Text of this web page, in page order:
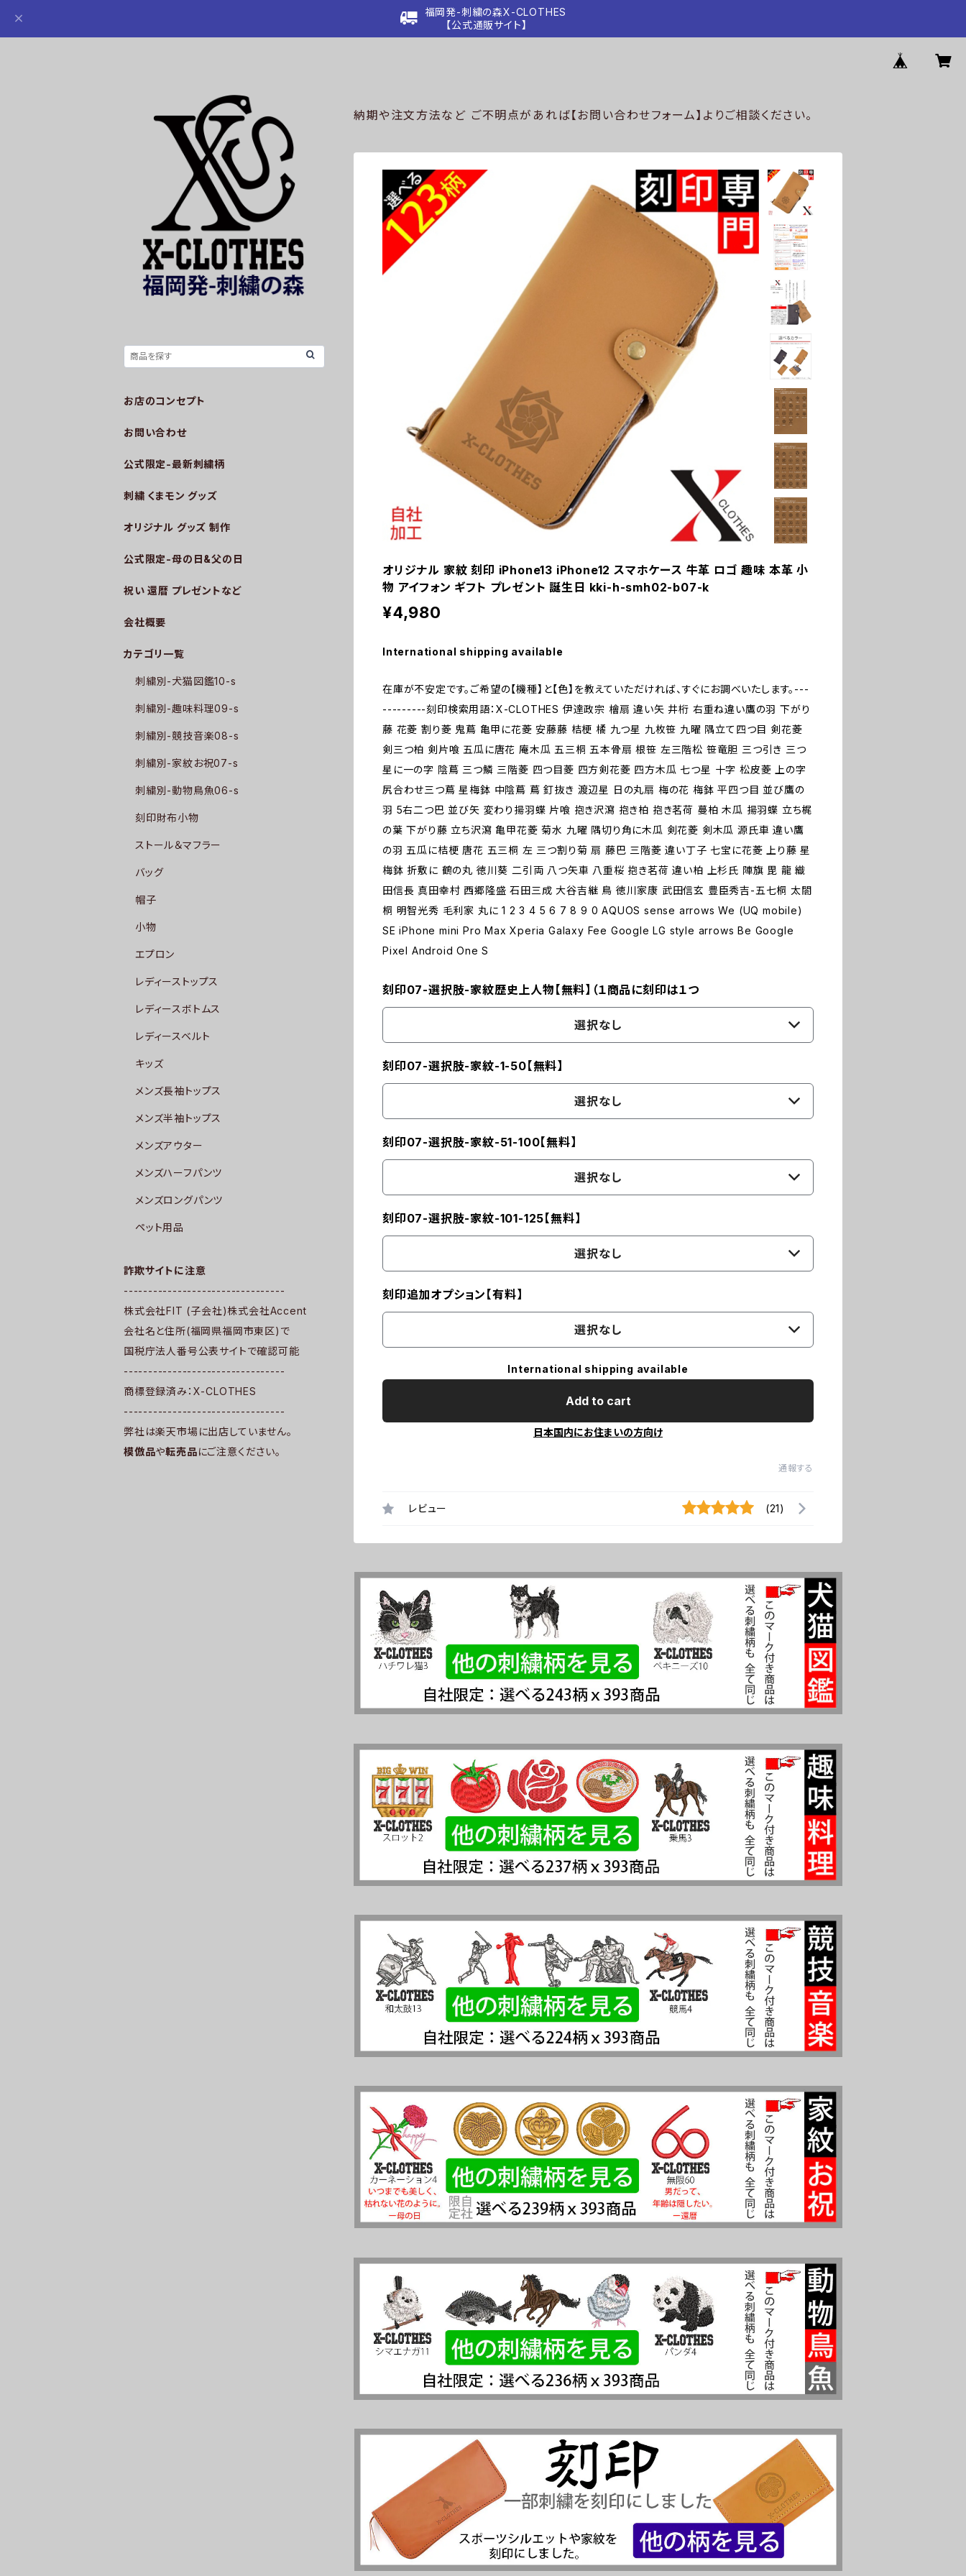
福岡発-刺繍の森X-CLOTHES
【公式通販サイト】
納期や注文方法など ご不明点があれば【お問い合わせフォーム】よりご相談ください。
オリジナル 家紋 刻印 iPhone13 iPhone12 スマホケース 牛革 ロゴ 趣味 本革 小
物 アイフォン ギフト プレゼント 誕生日 kki-h-smh02-b07-k
¥4,980
International shipping available
在庫が不安定です。ご希望の【機種】と【色】を教えていただければ、すぐにお調べいたします。---
---------刻印検索用語：X-CLOTHES 伊達政宗 檜扇 違い矢 井桁 右重ね違い鷹の羽 下がり
藤 花菱 割り菱 鬼蔦 亀甲に花菱 安藤藤 桔梗 橘 九つ星 九枚笹 九曜 隅立て四つ目 剣花菱
剣三つ柏 剣片喰 五瓜に唐花 庵木瓜 五三桐 五本骨扇 根笹 左三階松 笹竜胆 三つ引き 三つ
星に一の字 陰蔦 三つ鱗 三階菱 四つ目菱 四方剣花菱 四方木瓜 七つ星 十字 松皮菱 上の字
尻合わせ三つ蔦 星梅鉢 中陰蔦 蔦 釘抜き 渡辺星 日の丸扇 梅の花 梅鉢 平四つ目 並び鷹の
羽 5右二つ巴 並び矢 変わり揚羽蝶 片喰 抱き沢瀉 抱き柏 抱き茗荷 蔓柏 木瓜 揚羽蝶 立ち梶
の葉 下がり藤 立ち沢瀉 亀甲花菱 菊水 九曜 隅切り角に木瓜 剣花菱 剣木瓜 源氏車 違い鷹
の羽 五瓜に桔梗 唐花 五三桐 左 三つ割り菊 扇 藤巴 三階菱 違い丁子 七宝に花菱 上り藤 星
梅鉢 折敷に 鶴の丸 徳川葵 二引両 八つ矢車 八重桜 抱き茗荷 違い柏 上杉氏 陣旗 毘 龍 織
田信長 真田幸村 西郷隆盛 石田三成 大谷吉継 鳥 徳川家康 武田信玄 豊臣秀吉-五七桐 太閤
桐 明智光秀 毛利家 丸に 1 2 3 4 5 6 7 8 9 0 AQUOS sense arrows We (UQ mobile)
SE iPhone mini Pro Max Xperia Galaxy Fee Google LG style arrows Be Google
Pixel Android One S
刻印07-選択肢-家紋歴史上人物【無料】（１商品に刻印は１つ
選択なし
刻印07-選択肢-家紋-1-50【無料】
選択なし
刻印07-選択肢-家紋-51-100【無料】
選択なし
刻印07-選択肢-家紋-101-125【無料】
選択なし
刻印追加オプション【有料】
選択なし
International shipping available
Add to cart
日本国内にお住まいの方向け
通報する
レビュー (21)
お店のコンセプト
お問い合わせ
公式限定-最新刺繍柄
刺繍 くまモン グッズ
オリジナル グッズ 制作
公式限定-母の日&父の日
祝い 還暦 プレゼントなど
会社概要
カテゴリ一覧
刺繍別-犬猫図鑑10-s
刺繍別-趣味料理09-s
刺繍別-競技音楽08-s
刺繍別-家紋お祝07-s
刺繍別-動物鳥魚06-s
刻印財布小物
ストール＆マフラー
バッグ
帽子
小物
エプロン
レディーストップス
レディースボトムス
レディースベルト
キッズ
メンズ長袖トップス
メンズ半袖トップス
メンズアウター
メンズハーフパンツ
メンズロングパンツ
ペット用品
詐欺サイトに注意
---------------------------------
株式会社FIT (子会社)株式会社Accent
会社名と住所(福岡県福岡市東区)で
国税庁法人番号公表サイトで確認可能
---------------------------------
商標登録済み：X-CLOTHES
---------------------------------
弊社は楽天市場に出店していません。
模倣品や転売品にご注意ください。